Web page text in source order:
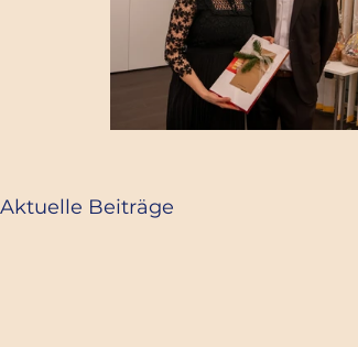
Aktuelle Beiträge